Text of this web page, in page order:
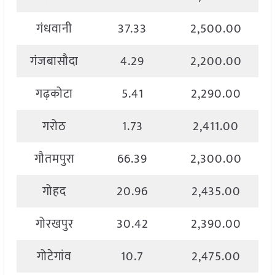
गंधवानी
37.33
2,500.00
गंजबासौदा
4.29
2,200.00
गढ़कोटा
5.41
2,290.00
गरोठ
1.73
2,411.00
गौतमपुरा
66.39
2,300.00
गोहद
20.96
2,435.00
गोरखपुर
30.42
2,390.00
गोटेगांव
10.7 2,475.00